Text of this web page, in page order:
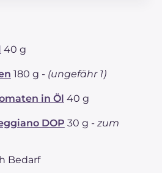
g
g
mg
40 g
180 g - (ungefähr 1)
in Öl 40 g
DOP 30 g - zum
Bedarf